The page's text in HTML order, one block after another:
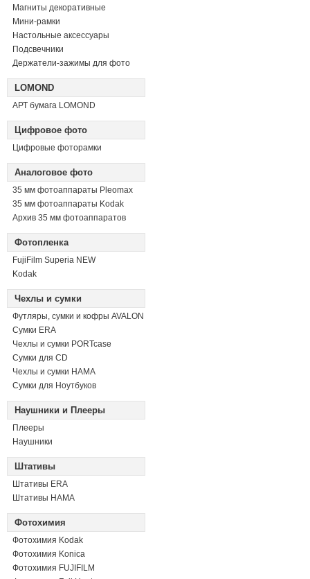
Магниты декоративные
Мини-рамки
Настольные аксессуары
Подсвечники
Держатели-зажимы для фото
LOMOND
АРТ бумага LOMOND
Цифровое фото
Цифровые фоторамки
Аналоговое фото
35 мм фотоаппараты Pleomax
35 мм фотоаппараты Kodak
Архив 35 мм фотоаппаратов
Фотопленка
FujiFilm Superia NEW
Kodak
Чехлы и сумки
Футляры, сумки и кофры AVALON
Сумки ERA
Чехлы и сумки PORTcase
Сумки для CD
Чехлы и сумки HAMA
Сумки для Ноутбуков
Наушники и Плееры
Плееры
Наушники
Штативы
Штативы ERA
Штативы HAMA
Фотохимия
Фотохимия Kodak
Фотохимия Konica
Фотохимия FUJIFILM